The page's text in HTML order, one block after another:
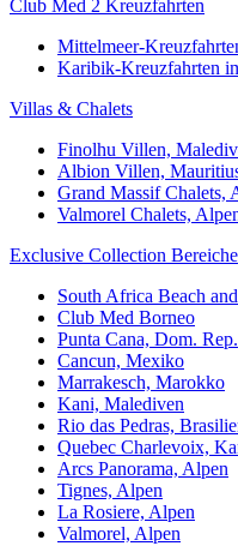
Club Med 2 Kreuzfahrten
Mittelmeer-
Karibik-Kreuzfahrten
Villas & Chalets
Finolhu Villen,
Albion Villen,
Grand Massif Chalets,
Valmorel Chalets,
Exclusive Collection Bereiche
South Africa Beach
Club Med Borneo
Punta Cana, Dom. Rep.
Cancun, Mexiko
Marrakesch, Marokko
Kani, Malediven
Rio das Pedras,
Quebec Charlevoix,
Arcs Panorama, Alpen
Tignes, Alpen
La Rosiere, Alpen
Valmorel, Alpen